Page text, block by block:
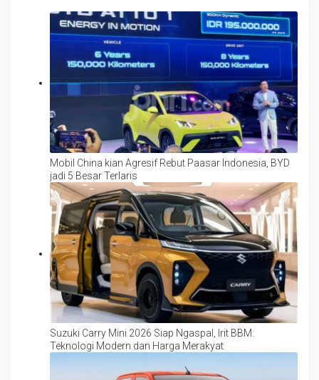
Mobil China kian Agresif Rebut Paasar Indonesia, BYD
jadi 5 Besar Terlaris
Suzuki Carry Mini 2026 Siap Ngaspal, Irit BBM:
Teknologi Modern dan Harga Merakyat